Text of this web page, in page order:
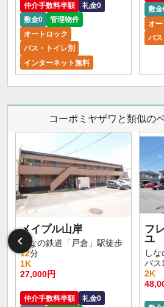
仲介手数料半額
礼金0
敷金0
管理物件
オートロック
バス・トイレ別
インターネット無料
敷金
オ
バス
コーポミヤザワと類似の
メイプル山岸
しなの鉄道「戸倉」駅徒歩
12分
1K
27,000円
仲介手数料半額
礼金0
フ
ユ
し
バス
2K